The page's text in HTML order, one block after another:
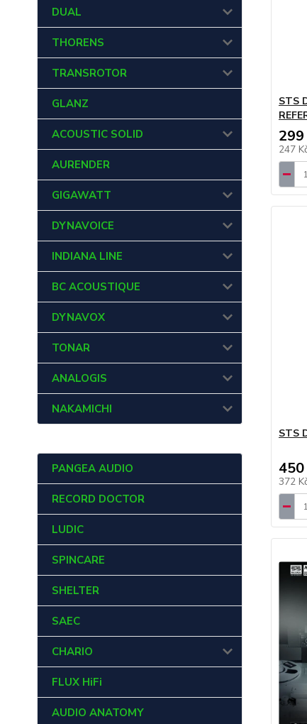
DUAL
THORENS
TRANSROTOR
GLANZ
ACOUSTIC SOLID
AURENDER
GIGAWATT
DYNAVOICE
INDIANA LINE
BC ACOUSTIQUE
DYNAVOX
TONAR
ANALOGIS
NAKAMICHI
PANGEA AUDIO
RECORD DOCTOR
LUDIC
SPINCARE
SHELTER
SAEC
CHARIO
FLUX HiFi
AUDIO ANATOMY
STS
299
247
STS
450
372